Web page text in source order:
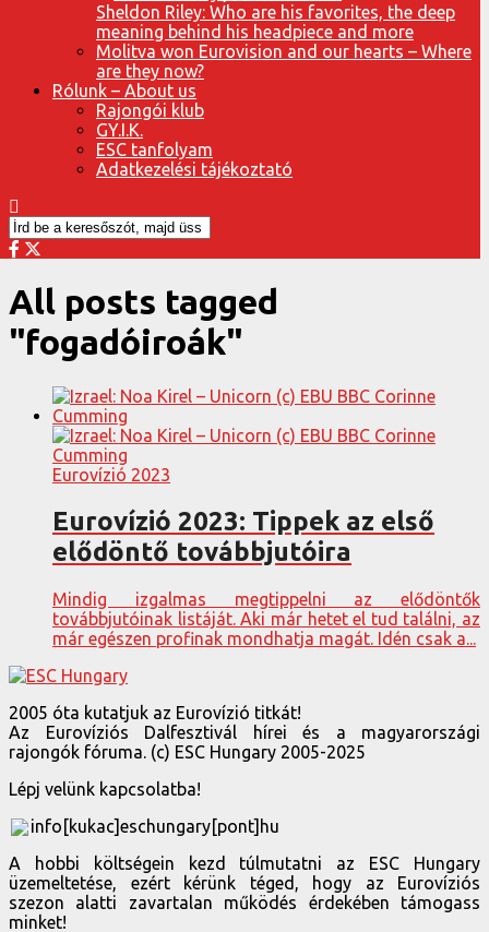
Sheldon Riley: Who are his favorites, the deep
meaning behind his headpiece and more
Molitva won Eurovision and our hearts – Where
are they now?
Rólunk – About us
Rajongói klub
GY.I.K.
ESC tanfolyam
Adatkezelési tájékoztató
All posts tagged
"fogadóiroák"
Eurovízió 2023
Eurovízió 2023: Tippek az első
elődöntő továbbjutóira
Mindig izgalmas megtippelni az elődöntők
továbbjutóinak listáját. Aki már hetet el tud találni, az
már egészen profinak mondhatja magát. Idén csak a...
2005 óta kutatjuk az Eurovízió titkát!
Az Eurovíziós Dalfesztivál hírei és a magyarországi
rajongók fóruma. (c) ESC Hungary 2005-2025
Lépj velünk kapcsolatba!
info[kukac]eschungary[pont]hu
A hobbi költségein kezd túlmutatni az ESC Hungary
üzemeltetése, ezért kérünk téged, hogy az Eurovíziós
szezon alatti zavartalan működés érdekében támogass
minket!